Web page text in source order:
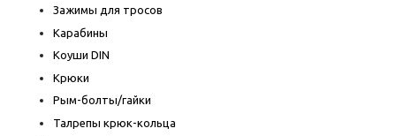
Зажимы для тросов
Карабины
Коуши DIN
Крюки
Рым-болты/гайки
Талрепы крюк-кольца